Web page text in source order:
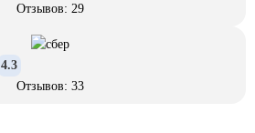
Отзывов: 29
4.3
Отзывов: 33